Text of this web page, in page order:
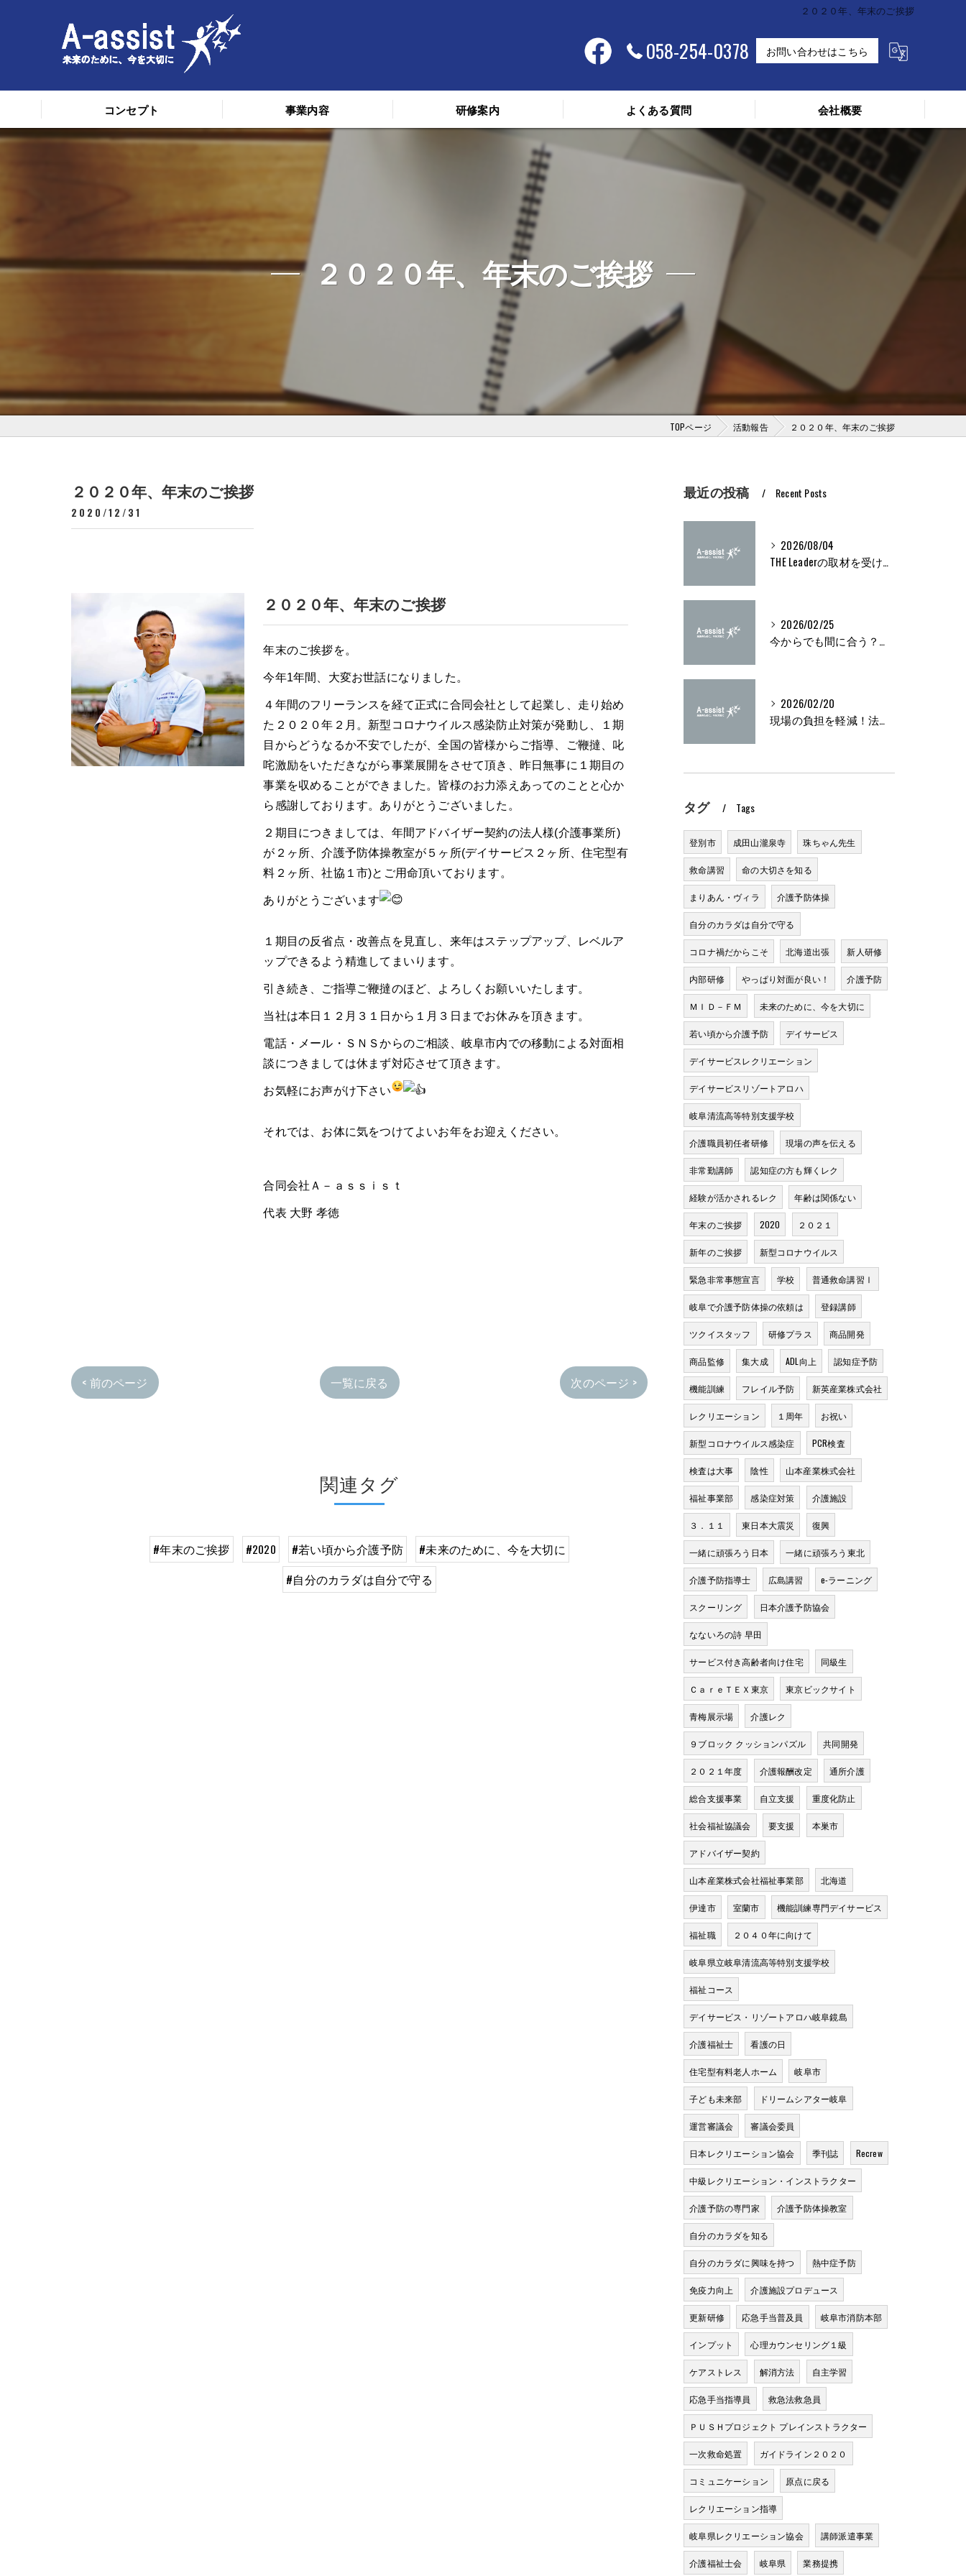
２０２０年、年末のご挨拶
058-254-0378 お問い合わせはこちら
コンセプト 事業内容 研修案内 よくある質問 会社概要
２０２０年、年末のご挨拶
TOPページ 活動報告 ２０２０年、年末のご挨拶
２０２０年、年末のご挨拶
2020/12/31
２０２０年、年末のご挨拶
年末のご挨拶を。
今年1年間、大変お世話になりました。
４年間のフリーランスを経て正式に合同会社として起業し、走り始め
た２０２０年２月。 新型コロナウイルス感染防止対策が発動し、１期
目からどうなるか不安でしたが、全国の皆様からご指導、ご鞭撻、叱
咤激励をいただきながら事業展開をさせて頂き、昨日無事に１期目の
事業を収めることができました。皆様のお力添えあってのことと心か
ら感謝しております。ありがとうございました。
２期目につきましては、年間アドバイザー契約の法人様(介護事業所)
が２ヶ所、介護予防体操教室が５ヶ所(デイサービス２ヶ所、住宅型有
料２ヶ所、社協１市)とご用命頂いております。
ありがとうございます
１期目の反省点・改善点を見直し、来年はステップアップ、レベルア
ップできるよう精進してまいります。
引き続き、ご指導ご鞭撻のほど、よろしくお願いいたします。
当社は本日１２月３１日から１月３日までお休みを頂きます。
電話・メール・ＳＮＳからのご相談、岐阜市内での移動による対面相
談につきましては休まず対応させて頂きます。
お気軽にお声がけ下さい
それでは、お体に気をつけてよいお年をお迎えください。
合同会社Ａ－ａｓｓｉｓｔ
代表 大野 孝徳
< 前のページ 一覧に戻る 次のページ >
関連タグ
#年末のご挨拶 #2020 #若い頃から介護予防
#未来のために、今を大切に
#自分のカラダは自分で守る
最近の投稿 Recent Posts
2026/08/04
THE Leaderの取材を受けました
2026/02/25
今からでも間に合う？ブライト500取得条件をわかりやすく解説
2026/02/20
現場の負担を軽減！法定研修の実施方法とは？
タグ Tags
登別市 成田山瀧泉寺 珠ちゃん先生
救命講習 命の大切さを知る
まりあん・ヴィラ 介護予防体操
自分のカラダは自分で守る
コロナ禍だからこそ 北海道出張 新人研修
内部研修 やっぱり対面が良い！ 介護予防
ＭＩＤ－ＦＭ 未来のために、今を大切に
若い頃から介護予防 デイサービス
デイサービスレクリエーション
デイサービスリゾートアロハ
岐阜清流高等特別支援学校
介護職員初任者研修 現場の声を伝える
非常勤講師 認知症の方も輝くレク
経験が活かされるレク 年齢は関係ない
年末のご挨拶 2020 ２０２１
新年のご挨拶 新型コロナウイルス
緊急非常事態宣言 学校 普通救命講習Ⅰ
岐阜で介護予防体操の依頼は 登録講師
ツクイスタッフ 研修プラス 商品開発
商品監修 集大成 ADL向上 認知症予防
機能訓練 フレイル予防 新英産業株式会社
レクリエーション １周年 お祝い
新型コロナウイルス感染症 PCR検査
検査は大事 陰性 山本産業株式会社
福祉事業部 感染症対策 介護施設
３．１１ 東日本大震災 復興
一緒に頑張ろう日本 一緒に頑張ろう東北
介護予防指導士 広島講習 e-ラーニング
スクーリング 日本介護予防協会
なないろの詩 早田
サービス付き高齢者向け住宅 同級生
ＣａｒｅＴＥＸ東京 東京ビックサイト
青梅展示場 介護レク
９ブロック クッションパズル 共同開発
２０２１年度 介護報酬改定 通所介護
総合支援事業 自立支援 重度化防止
社会福祉協議会 要支援 本巣市
アドバイザー契約
山本産業株式会社福祉事業部 北海道
伊達市 室蘭市 機能訓練専門デイサービス
福祉職 ２０４０年に向けて
岐阜県立岐阜清流高等特別支援学校
福祉コース
デイサービス・リゾートアロハ岐阜鏡島
介護福祉士 看護の日
住宅型有料老人ホーム 岐阜市
子ども未来部 ドリームシアター岐阜
運営審議会 審議会委員
日本レクリエーション協会 季刊誌 Recrew
中級レクリエーション・インストラクター
介護予防の専門家 介護予防体操教室
自分のカラダを知る
自分のカラダに興味を持つ 熱中症予防
免疫力向上 介護施設プロデュース
更新研修 応急手当普及員 岐阜市消防本部
インプット 心理カウンセリング１級
ケアストレス 解消方法 自主学習
応急手当指導員 救急法救急員
ＰＵＳＨプロジェクト プレインストラクター
一次救命処置 ガイドライン２０２０
コミュニケーション 原点に戻る
レクリエーション指導
岐阜県レクリエーション協会 講師派遣事業
介護福祉士会 岐阜県 業務提携